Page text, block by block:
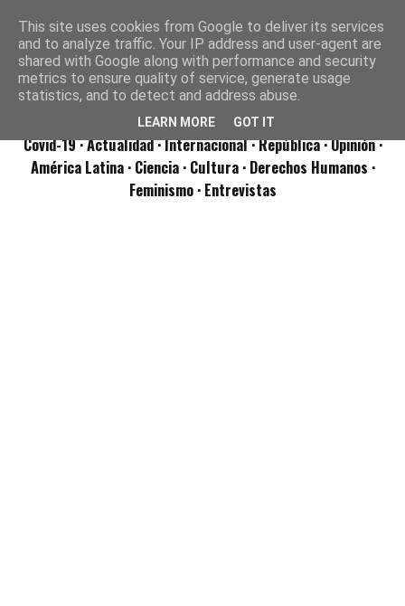
Covid-19· Actualidad· Internacional· República· Opinión·
América Latina · Ciencia · Cultura · Derechos Humanos ·
Feminismo · Entrevistas
This site uses cookies from Google to deliver its services
and to analyze traffic. Your IP address and user-agent are
shared with Google along with performance and security
metrics to ensure quality of service, generate usage
statistics, and to detect and address abuse.
LEARN MORE GOT IT